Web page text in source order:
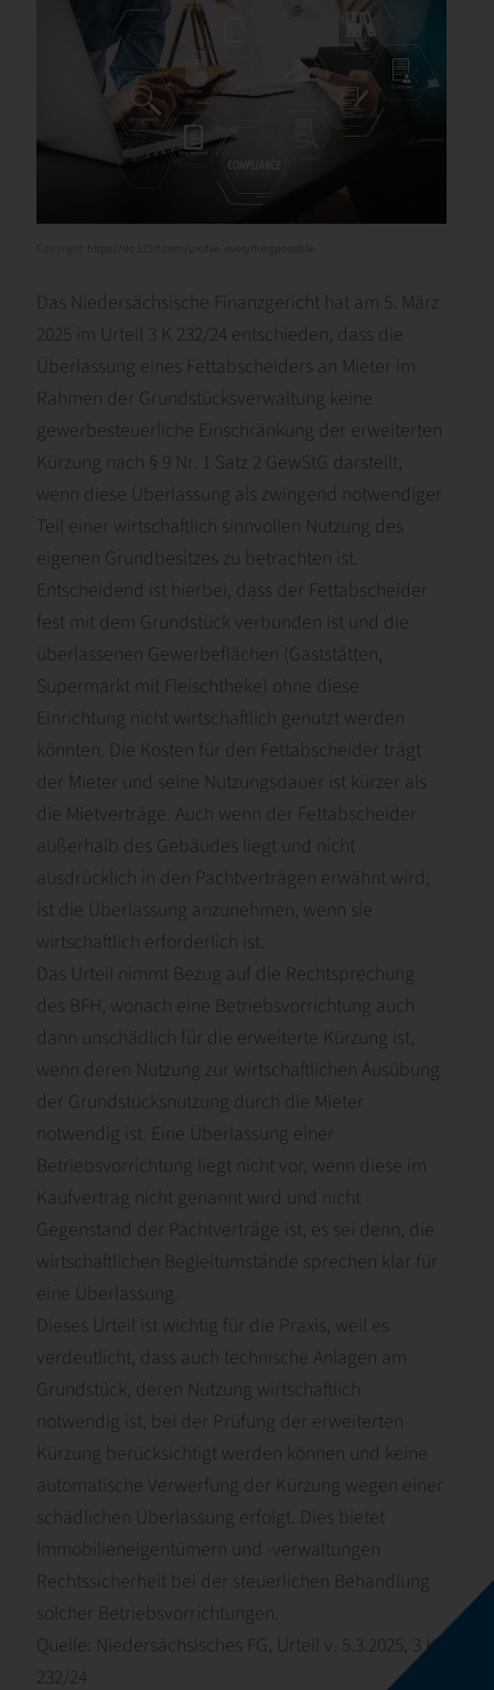
https://de.123rf.com/profile_everythingpossible
Das Niedersächsische Finanzgericht hat am 5. März
2025 im Urteil 3 K 232/24 entschieden, dass die
Überlassung eines Fettabscheiders an Mieter im
Rahmen der Grundstücksverwaltung keine
gewerbesteuerliche Einschränkung der erweiterten
Kürzung nach § 9 Nr. 1 Satz 2 GewStG darstellt,
wenn diese Überlassung als zwingend notwendiger
Teil einer wirtschaftlich sinnvollen Nutzung des
eigenen Grundbesitzes zu betrachten ist.
Entscheidend ist hierbei, dass der Fettabscheider
fest mit dem Grundstück verbunden ist und die
überlassenen Gewerbeflächen (Gaststätten,
Supermarkt mit Fleischtheke) ohne diese
Einrichtung nicht wirtschaftlich genutzt werden
könnten. Die Kosten für den Fettabscheider trägt
der Mieter und seine Nutzungsdauer ist kürzer als
die Mietverträge. Auch wenn der Fettabscheider
außerhalb des Gebäudes liegt und nicht
ausdrücklich in den Pachtverträgen erwähnt wird,
ist die Überlassung anzunehmen, wenn sie
wirtschaftlich erforderlich ist.
Das Urteil nimmt Bezug auf die Rechtsprechung
des BFH, wonach eine Betriebsvorrichtung auch
dann unschädlich für die erweiterte Kürzung ist,
wenn deren Nutzung zur wirtschaftlichen Ausübung
der Grundstücksnutzung durch die Mieter
notwendig ist. Eine Überlassung einer
Betriebsvorrichtung liegt nicht vor, wenn diese im
Kaufvertrag nicht genannt wird und nicht
Gegenstand der Pachtverträge ist, es sei denn, die
wirtschaftlichen Begleitumstände sprechen klar für
eine Überlassung.
Dieses Urteil ist wichtig für die Praxis, weil es
verdeutlicht, dass auch technische Anlagen am
Grundstück, deren Nutzung wirtschaftlich
notwendig ist, bei der Prüfung der erweiterten
Kürzung berücksichtigt werden können und keine
automatische Verwerfung der Kürzung wegen einer
schädlichen Überlassung erfolgt. Dies bietet
Immobilieneigentümern und -verwaltungen
Rechtssicherheit bei der steuerlichen Behandlung
solcher Betriebsvorrichtungen.
Quelle: Niedersächsisches FG, Urteil v. 5.3.2025, 3 K
232/24